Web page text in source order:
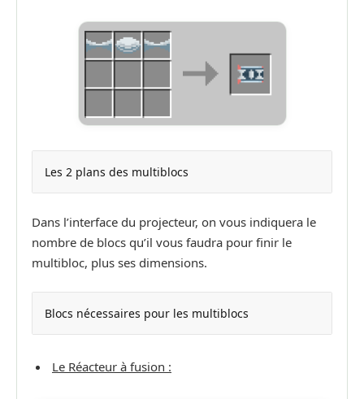
Les 2 plans des multiblocs
Dans l’interface du projecteur, on vous indiquera le
nombre de blocs qu’il vous faudra pour finir le
multibloc, plus ses dimensions.
Blocs nécessaires pour les multiblocs
Le Réacteur à fusion :